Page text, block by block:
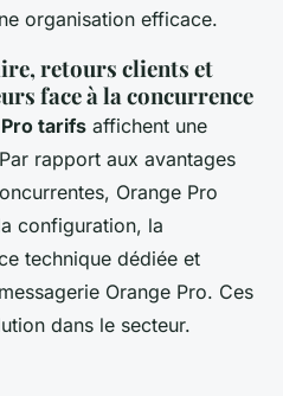
organisation efficace.
retours clients et
face à la concurrence
tarifs affichent une
rapport aux avantages
Orange Pro
configuration, la
technique dédiée et
Orange Pro. Ces
dans le secteur.